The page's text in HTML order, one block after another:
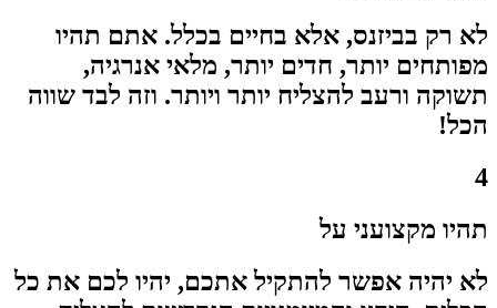
לא רק בביזנס, אלא בחיים בכלל. אתם תהיו
מפותחים יותר, חדים יותר, מלאי אנרגיה,
תשוקה ורעב להצליח יותר ויותר. וזה לבד שווה
הכל!
4
תהיו מקצועני על
לא יהיה אפשר להתקיל אתכם, יהיו לכם את כל